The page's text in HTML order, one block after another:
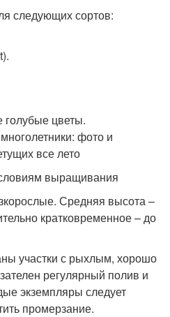
следующих сортов:
выращивания
Средняя высота –
кратковременное – до
участки с рыхлым, хорошо
регулярный полив и
экземпляры следует
промерзание.